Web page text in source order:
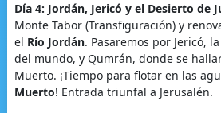
Día 4: Jordán, Jericó y el Desierto de
Monte Tabor (Transfiguración) y
el Río Jordán. Pasaremos por Jericó,
del mundo, y Qumrán, donde se
Muerto. ¡Tiempo para flotar en las
Muerto! Entrada triunfal a Jerusalén.